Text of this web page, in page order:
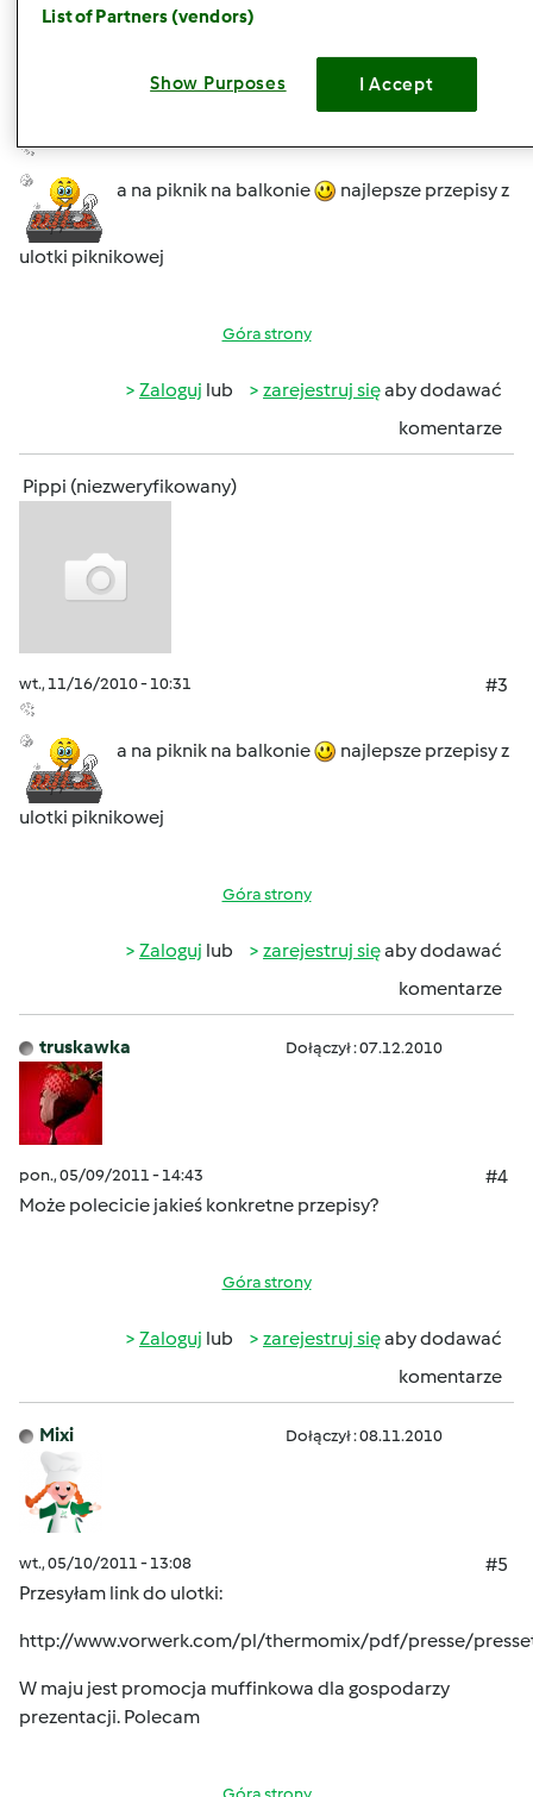
a na piknik na balkonie najlepsze przepisy z
ulotki piknikowej
Góra strony
Zaloguj lub zarejestruj sięaby dodawać
komentarze
Pippi (niezweryfikowany)
wt., 11/16/2010 - 10:31 #3
a na piknik na balkonie najlepsze przepisy z
ulotki piknikowej
Góra strony
Zaloguj lub zarejestruj sięaby dodawać
komentarze
truskawka Dołączył : 07.12.2010
pon., 05/09/2011 - 14:43
#4
Może polecicie jakieś konkretne przepisy?
Góra strony
Zaloguj lub zarejestruj sięaby dodawać
komentarze
Mixi Dołączył : 08.11.2010
wt., 05/10/2011 - 13:08
#5
Przesyłam link do ulotki:
http://www.vorwerk.com/pl/thermomix/pdf/presse/
W maju jest promocja muffinkowa dla gospodarzy
prezentacji. Polecam
List of Partners (vendors)
Show Purposes I Accept